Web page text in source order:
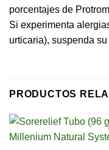
porcentajes de
Si experimenta
urticaria), suspenda
PRODUCTOS